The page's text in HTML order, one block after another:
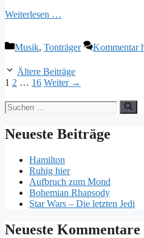
Weiterlesen …
Kategorien
Musik, Tonträger Kommentar
Ältere Beiträge
Seite
1 Seite
2 … Seite
16 Weiter →
Suchen
nach:
Neueste Beiträge
Hamilton
Ruhig hier
Aufbruch zum Mond
Bohemian Rhapsody
Star Wars – Die letzten Jedi
Neueste Kommentare